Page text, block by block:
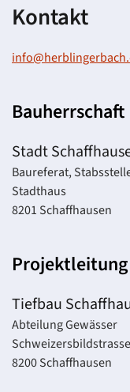
Kontakt
Bauherrschaft
Stadt
Baureferat,
Stadthaus
8201 Schaffhausen
Projektleitung
Tiefbau
Abteilung Gewässer
8200 Schaffhausen